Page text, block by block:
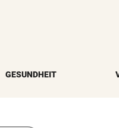
GESUNDHEIT